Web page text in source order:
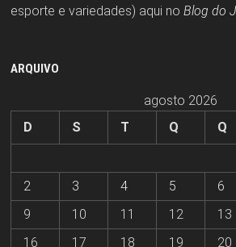
esporte e variedades) aqui no Blog do
ARQUIVO
agosto 2026
D
S T Q Q
2
3 4 5 6
9
10 11 12 13
16
17 18 19 20